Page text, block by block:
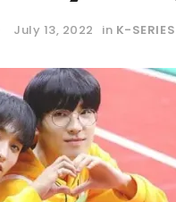
July 13, 2022 in K-SERIES